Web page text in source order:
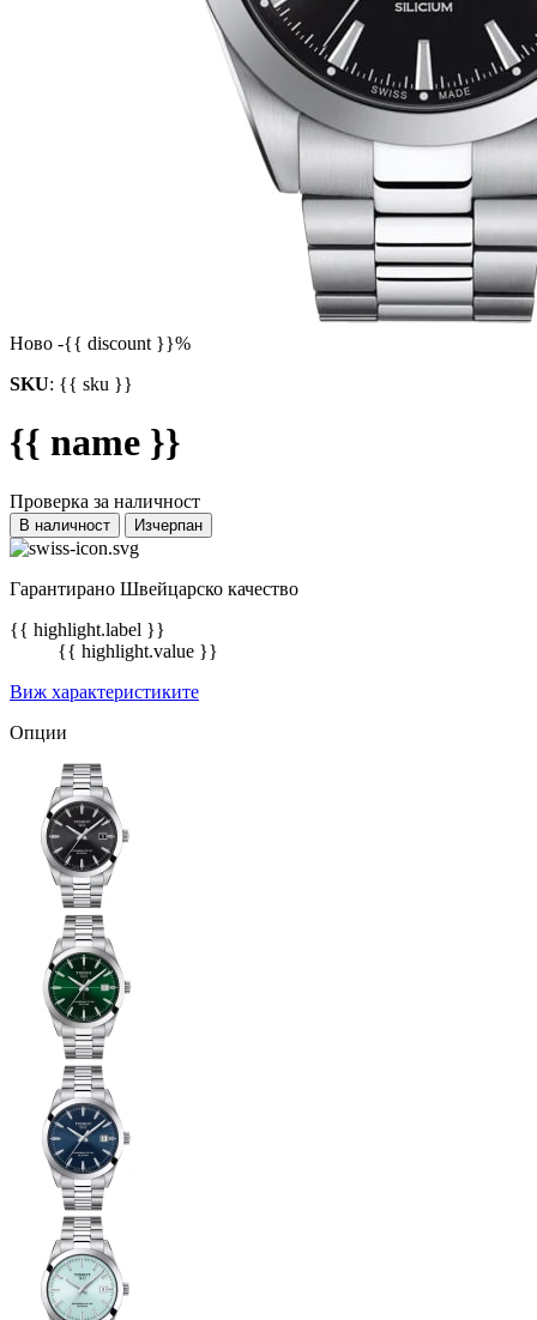
Ново -{{ discount }}%
SKU: {{ sku }}
{{ name }}
Проверка за наличност
В наличност Изчерпан
Гарантирано Швейцарско качество
{{ highlight.label }}
{{ highlight.value }}
Виж характеристиките
Опции